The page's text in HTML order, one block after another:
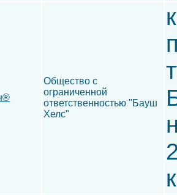
Общество с
ограниченной
ответственностью "Бауш
Хелс"